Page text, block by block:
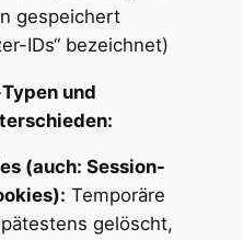
gespeichert
IDs“ bezeichnet)
und
(auch: Session-
Temporäre
gelöscht,